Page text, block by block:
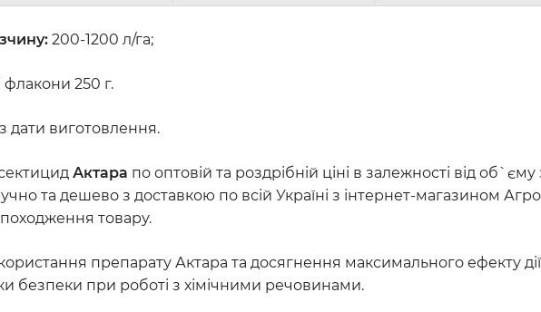
200-1200 л/га;
флакони 250 г.
дати виготовлення.
Актара по оптовій та роздрібній ціні в залежності від
та дешево з доставкою по всій Україні з інтернет-магазином
походження товару.
препарату Актара та досягнення максимального ефекту дії
безпеки при роботі з хімічними речовинами.